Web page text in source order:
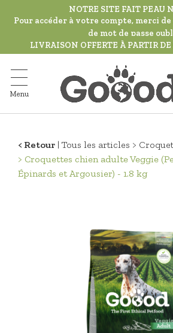
principal
NOTRE SITE FAIT PEAU
Pour accéder à votre compte, merci
de mot de passe
LIVRAISON OFFERTE À PARTIR DE
Menu
Retour Tous les articles
Croquettes chien adulte Veggie
Épinards et Argousier) - 1.8 kg